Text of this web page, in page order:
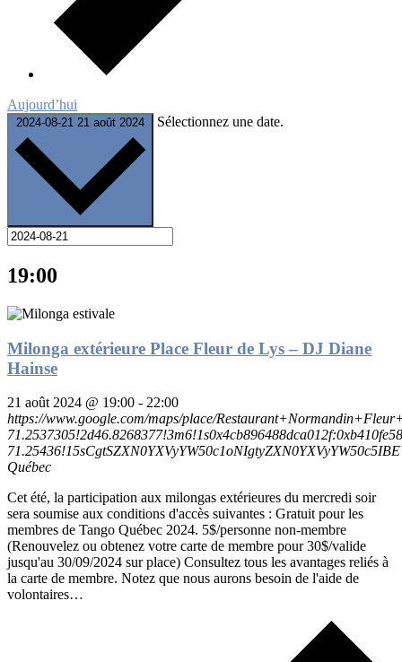
Aujourd’hui
2024-08-21 21 août 2024 Sélectionnez une date.
19:00
Milonga extérieure Place Fleur de Lys – DJ Diane
Hainse
21 août 2024 @ 19:00 - 22:00
https://www.google.com/maps/place/
Québec
Cet été, la participation aux milongas extérieures du mercredi soir
sera soumise aux conditions d'accès suivantes : Gratuit pour les
membres de Tango Québec 2024. 5$/personne non-membre
(Renouvelez ou obtenez votre carte de membre pour 30$/valide
jusqu'au 30/09/2024 sur place) Consultez tous les avantages reliés à
la carte de membre. Notez que nous aurons besoin de l'aide de
volontaires…